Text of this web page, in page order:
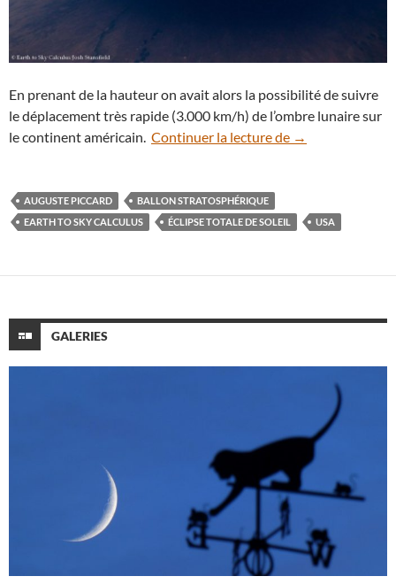
En prenant de la hauteur on avait alors la possibilité de suivre
le déplacement très rapide (3.000 km/h) de l’ombre lunaire sur
le continent américain. Continuer la lecture de Soleil noir : des
→
AUGUSTE PICCARD
BALLON STRATOSPHÉRIQUE
EARTH TO SKY CALCULUS
ÉCLIPSE TOTALE DE SOLEIL USA
GALERIES